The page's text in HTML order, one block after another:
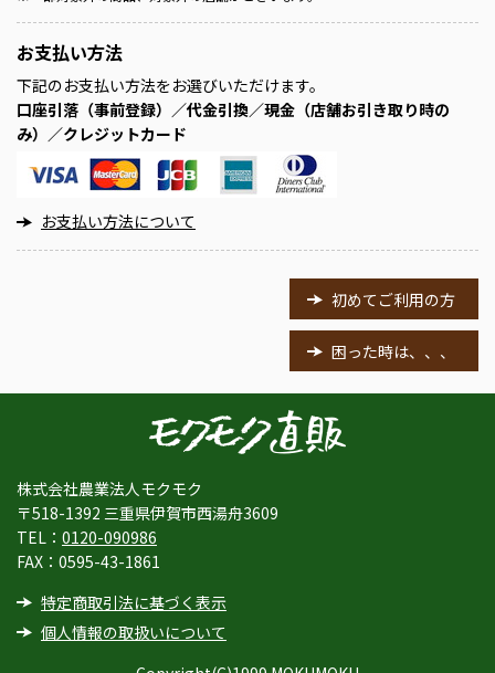
お支払い方法
下記のお支払い方法をお選びいただけます。
口座引落（事前登録）／代金引換／現金（店舗お引き取り時の
み）／クレジットカード
お支払い方法について
初めてご利用の方
困った時は、、、
株式会社農業法人モクモク
〒518-1392 三重県伊賀市西湯舟3609
TEL： 0120-090986
FAX：0595-43-1861
特定商取引法に基づく表示
個人情報の取扱いについて